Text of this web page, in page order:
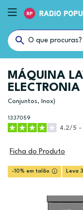
MÁQUINA
ELECTRONIA
Conjuntos, Inox)
1337059
4.2/5 -
Ficha do Produto
-10% em talão Leva